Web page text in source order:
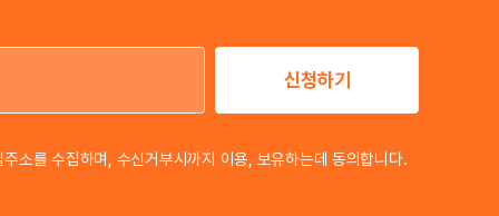
신청하기
소를 수집하며, 수신거부시까지 이용, 보유하는데 동의합니다.